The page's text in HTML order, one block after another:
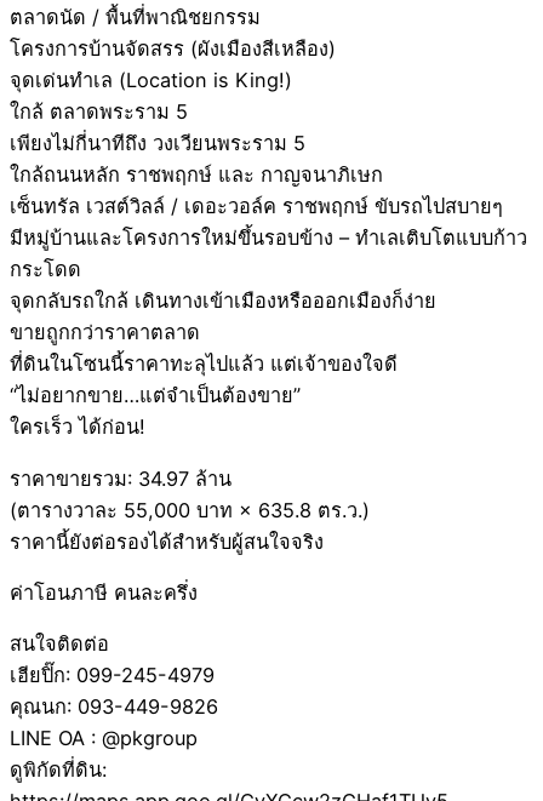
ตลาดนัด / พื้นที่พาณิชยกรรม
โครงการบ้านจัดสรร (ผังเมืองสีเหลือง)
จุดเด่นทำเล (Location is King!)
ใกล้ ตลาดพระราม 5
เพียงไม่กี่นาทีถึง วงเวียนพระราม 5
ใกล้ถนนหลัก ราชพฤกษ์ และ กาญจนาภิเษก
เซ็นทรัล เวสต์วิลล์ / เดอะวอล์ค ราชพฤกษ์ ขับรถไปสบายๆ
มีหมู่บ้านและโครงการใหม่ขึ้นรอบข้าง – ทำเลเติบโตแบบก้าว
กระโดด
จุดกลับรถใกล้ เดินทางเข้าเมืองหรือออกเมืองก็ง่าย
ขายถูกกว่าราคาตลาด
ที่ดินในโซนนี้ราคาทะลุไปแล้ว แต่เจ้าของใจดี
“ไม่อยากขาย…แต่จำเป็นต้องขาย”
ใครเร็ว ได้ก่อน!
ราคาขายรวม: 34.97 ล้าน
(ตารางวาละ 55,000 บาท × 635.8 ตร.ว.)
ราคานี้ยังต่อรองได้สำหรับผู้สนใจจริง
ค่าโอนภาษี คนละครึ่ง
สนใจติดต่อ
เฮียปิ๊ก: 099-245-4979
คุณนก: 093-449-9826
LINE OA : @pkgroup
ดูพิกัดที่ดิน: